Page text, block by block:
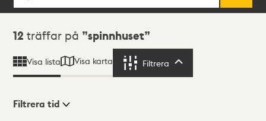
Sökresultat
12 träffar på spinnhuset
Visa lista Visa karta Filtrera
Filtrera tid